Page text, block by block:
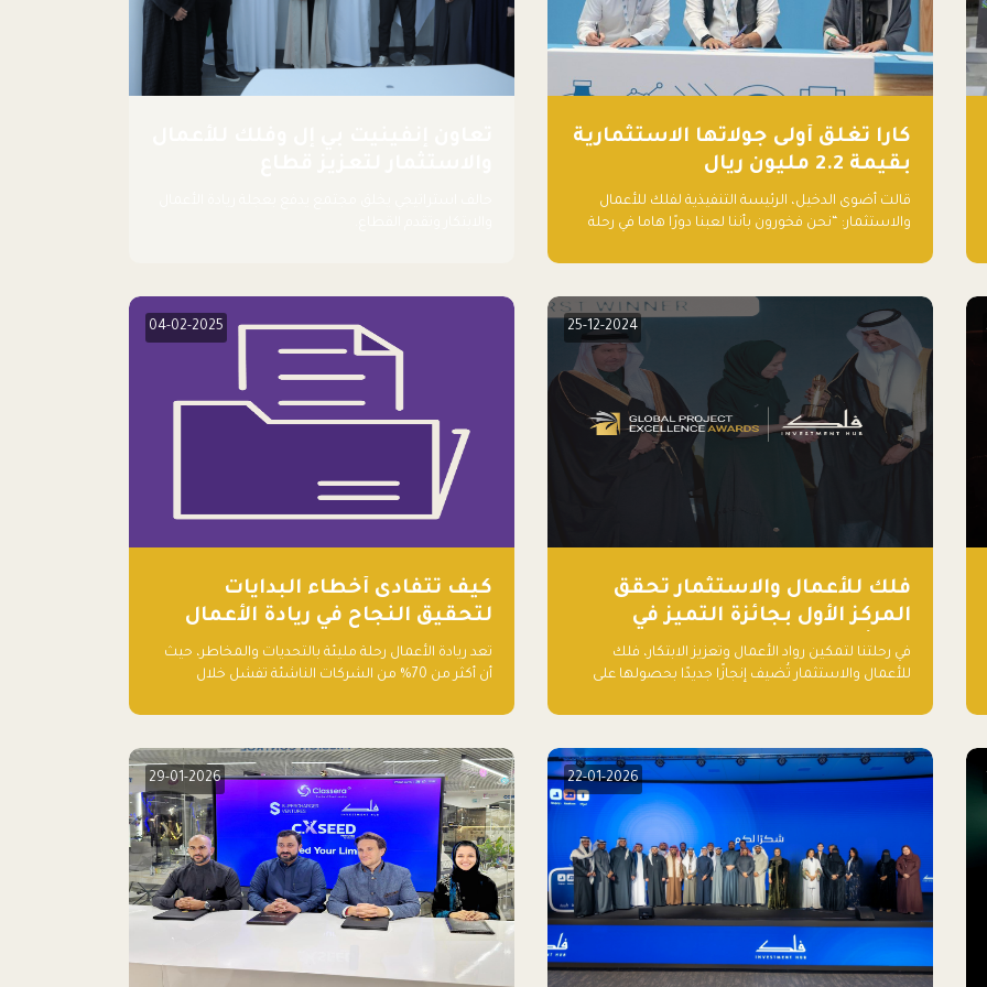
كارا تغلق أولى جولاتها الاستثمارية
بقيمة 2.2 مليون ريال
قالت أضوى الدخيل، الرئيسة التنفيذية لفلك للأعمال
والاستثمار: “نحن فخورون بأننا لعبنا دورًا هاما في رحلة
البيئة. إن التزامهم بالاستدامة ليس جيدًا لكوكبنا
25-12-2024
فلك للأعمال والاستثمار تحقق
المركز الأول بجائزة التميز في
المشاريع العالمية في ريادة
الأعمال الصاعدة لعام ٢٠٢٤
في رحلتنا لتمكين رواد الأعمال وتعزيز الابتكار، فلك
للأعمال والاستثمار تُضيف إنجازًا جديدًا بحصولها على
2024 في فئة ريادة الأعمال.
04-02-2025
كيف تتفادى أخطاء البدايات
لتحقيق النجاح في ريادة الأعمال
تعد ريادة الأعمال رحلة مليئة بالتحديات والمخاطر، حيث
أن أكثر من 70% من الشركات الناشئة تفشل خلال
وطموحاتهم، فإن هناك أخطاء شائعة يقع فيها الكثيرون
المقال، سنتعرف على أبرز هذه الأخطاء وكيفية تفاديها
لضمان نجاح مشروعك الناشئ.
22-01-2026
29-01-2026